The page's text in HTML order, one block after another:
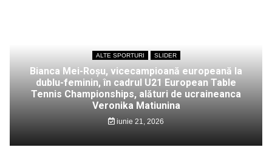
ALTE SPORTURI SLIDER
Bianca Mei-Roșu, vicecampioană europeană la
dublu-feminin, în cadrul U21 European Table
Tennis Championships, alături de ucraineanca
Veronika Matiunina
iunie 21, 2026